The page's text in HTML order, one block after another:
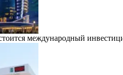
международный